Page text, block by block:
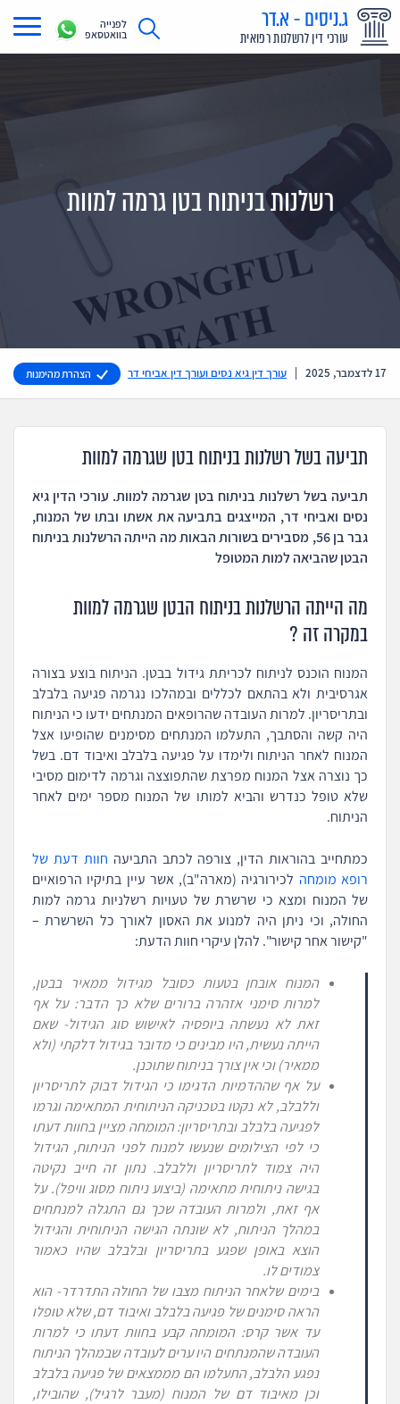
ג.ניסים - א.דר
עורכי דין לרשלנות רפואית
מדריך רשלנות רפואית
תביעת רשלנות רפואית
תביעות בתקשורת
אודות
צור קשר
לפנייה
בוואטסאפ
רשלנות בניתוח בטן גרמה למוות
17 לדצמבר, 2025 עורך דין גיא נסים ועורך דין אביחי דר הצהרת מהימנות
תביעה בשל רשלנות בניתוח בטן שגרמה למוות
תביעה בשל רשלנות בניתוח בטן שגרמה למוות. עורכי הדין גיא
נסים ואביחי דר, המייצגים בתביעה את אשתו ובתו של המנוח,
גבר בן 56, מסבירים בשורות הבאות מה הייתה הרשלנות בניתוח
הבטן שהביאה למות המטופל
מה הייתה הרשלנות בניתוח הבטן שגרמה למוות
במקרה זה ?
המנוח הוכנס לניתוח לכריתת גידול בבטן. הניתוח בוצע בצורה
אגרסיבית ולא בהתאם לכללים ובמהלכו נגרמה פגיעה בלבלב
ובתריסריון. למרות העובדה שהרופאים המנתחים ידעו כי הניתוח
היה קשה והסתבך, התעלמו המנתחים מסימנים שהופיעו אצל
המנוח לאחר הניתוח ולימדו על פגיעה בלבלב ואיבוד דם. בשל
כך נוצרה אצל המנוח מפרצת שהתפוצצה וגרמה לדימום מסיבי
שלא טופל כנדרש והביא למותו של המנוח מספר ימים לאחר
הניתוח.
כמתחייב בהוראות הדין, צורפה לכתב התביעה חוות דעת של
רופא מומחה לכירורגיה (מארה"ב), אשר עיין בתיקיו הרפואיים
של המנוח ומצא כי שרשרת של טעויות רשלניות גרמה למות
החולה, וכי ניתן היה למנוע את האסון לאורך כל השרשרת –
"קישור אחר קישור". להלן עיקרי חוות הדעת:
המנוח אובחן בטעות כסובל מגידול ממאיר בבטן,
למרות סימני אזהרה ברורים שלא כך הדבר: על אף
זאת לא נעשתה ביופסיה לאישוש סוג הגידול- שאם
הייתה נעשית, היו מבינים כי מדובר בגידול דלקתי (ולא
ממאיר) וכי אין צורך בניתוח שתוכנן.
על אף שההדמיות הדגימו כי הגידול דבוק לתריסריון
וללבלב, לא נקטו בטכניקה הניתוחית המתאימה וגרמו
לפגיעה בלבלב ובתריסריון:המומחה מציין בחוות דעתו
כי לפי הצילומים שנעשו למנוח לפני הניתוח, הגידול
היה צמוד לתריסריון וללבלב. נתון זה חייב נקיטה
בגישה ניתוחית מתאימה (ביצוע ניתוח מסוג וויפל). על
אף זאת, ולמרות העובדה שכך גם התגלה למנתחים
במהלך הניתוח, לא שונתה הגישה הניתוחית והגידול
הוצא באופן שפגע בתריסריון ובלבלב שהיו כאמור
צמודים לו.
בימים שלאחר הניתוח מצבו של החולה התדרדר- הוא
הראה סימנים של פגיעה בלבלב ואיבוד דם, שלא טופלו
עד אשר קרס: המומחה קבע בחוות דעתו כי למרות
העובדה שהמנתחים היו ערים לעובדה שבמהלך הניתוח
נפגע הלבלב, התעלמו הם מממצאים של פגיעה בלבלב
וכן מאיבוד דם של המנוח (מעבר לרגיל), שהובילו,